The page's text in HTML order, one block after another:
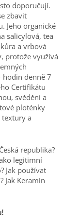
doporučují.
zbavit
Jeho organické
salicylová, tea
a vrbová
protože využívá
hodin denně 7
Certifikátu
svědění a
ploténky
a
republika?
legitimní
Jak používat
Jak Keramin